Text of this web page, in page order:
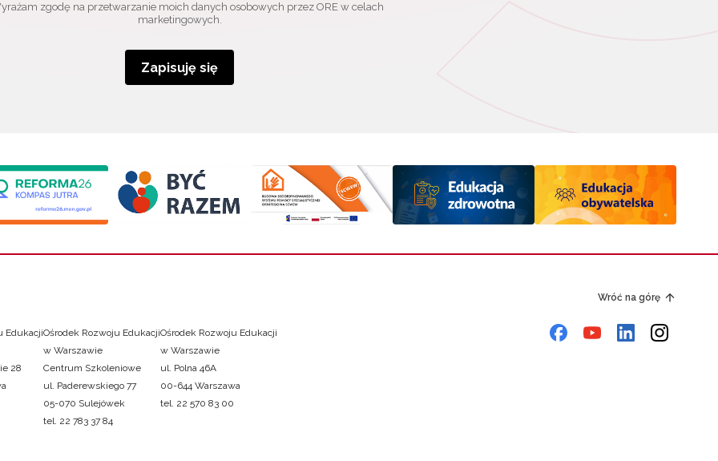
zgodę na przetwarzanie moich danych osobowych przez ORE w celach
marketingowych.
Zapisuję się
Wróć na górę
Edukacji
28
Ośrodek Rozwoju Edukacji
w Warszawie
Centrum Szkoleniowe
ul. Paderewskiego 77
05-070 Sulejówek
tel. 22 783 37 84
Ośrodek Rozwoju Edukacji
w Warszawie
ul. Polna 46A
00-644 Warszawa
tel. 22 570 83 00